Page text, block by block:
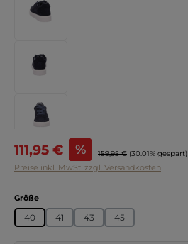
Verkaufspreis:
111,95 € % Regulärer Preis:
159,95 € (30.01% gespart)
Preise inkl. MwSt. zzgl. Versandkosten
Größeauswählen
40 41 43 45